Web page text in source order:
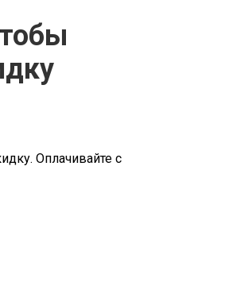
Оплачивайте с